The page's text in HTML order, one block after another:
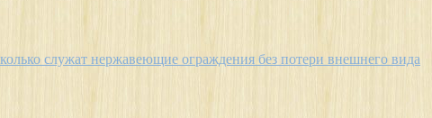
служат нержавеющие ограждения без потери внешнего вида